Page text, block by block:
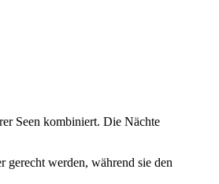
Seen kombiniert. Die Nächte
werden, während sie den